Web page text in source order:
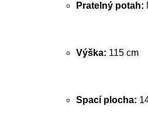
Pratelný potah:
Výška: 115 cm
Spací plocha: